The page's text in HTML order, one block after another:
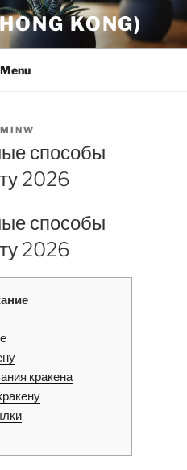
KONG)
Menu
способы
2026
способы
2026
кракена